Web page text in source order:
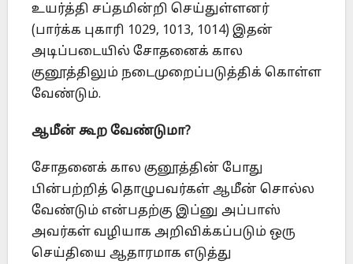
உயர்த்தி சப்தமின்றி செய்துள்ளனர்
(பார்க்க புகாரி 1029, 1013, 1014) இதன்
அடிப்படையில் சோதனைக் கால
குனூத்திலும் நடைமுறைப்படுத்திக் கொள்ள
வேண்டும்.
ஆமீன் கூற வேண்டுமா?
சோதனைக் கால குனூத்தின் போது
பின்பற்றித் தொழுபவர்கள் ஆமீன் சொல்ல
வேண்டும் என்பதற்கு இப்னு அப்பாஸ்
அவர்கள் வழியாக அறிவிக்கப்படும் ஒரு
செய்தியை ஆதாரமாக எடுத்து